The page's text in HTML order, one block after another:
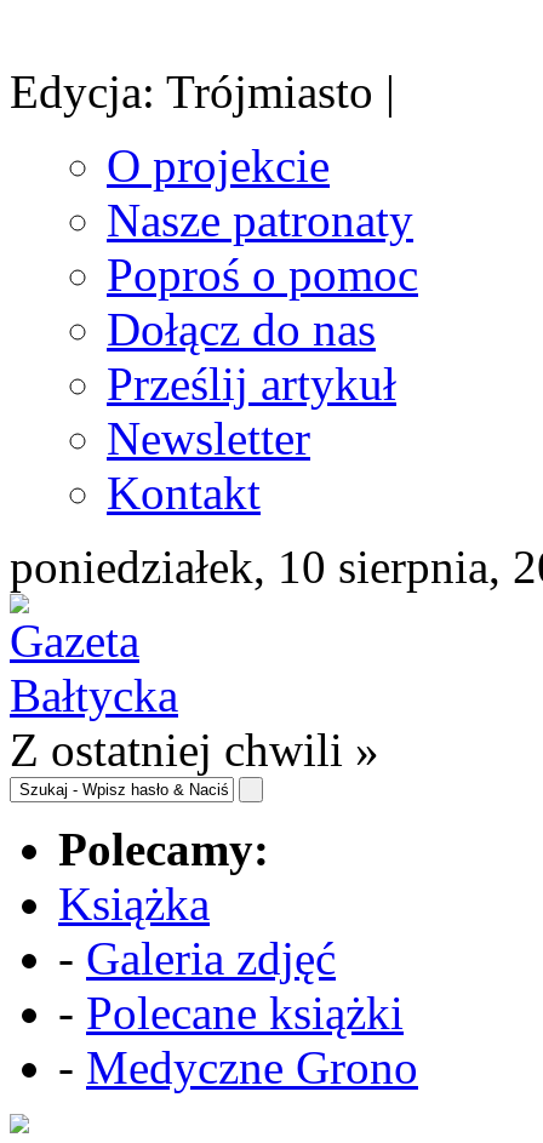
Edycja: Trójmiasto |
O projekcie
Nasze patronaty
Poproś o pomoc
Dołącz do nas
Prześlij artykuł
Newsletter
Kontakt
poniedziałek, 10 sierpnia,
Z ostatniej chwili »
Polecamy:
Książka
- Galeria zdjęć
- Polecane książki
- Medyczne Grono